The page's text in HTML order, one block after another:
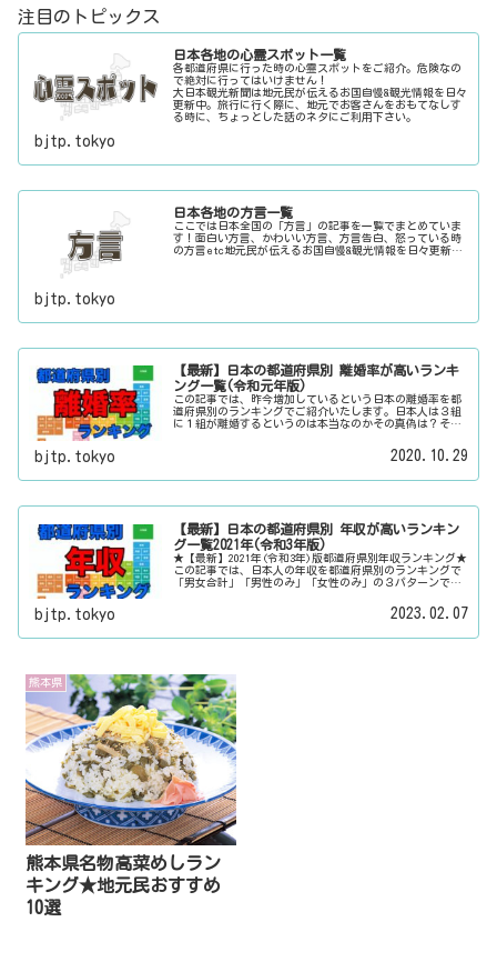
注目のトピックス
日本各地の心霊スポット一覧
各都道府県に行った時の心霊スポットをご紹介。危険なの
で絶対に行ってはいけません！
大日本観光新聞は地元民が伝えるお国自慢&観光情報を日々
更新中。旅行に行く際に、地元でお客さんをおもてなしす
る時に、ちょっとした話のネタにご利用下さい。
bjtp.tokyo
日本各地の方言一覧
ここでは日本全国の「方言」の記事を一覧でまとめていま
す！面白い方言、かわいい方言、方言告白、怒っている時
の方言etc地元民が伝えるお国自慢&観光情報を日々更新
bjtp.tokyo
【最新】日本の都道府県別 離婚率が高いランキ
ング一覧(令和元年版)
この記事では、昨今増加しているという日本の離婚率を都
道府県別のランキングでご紹介いたします。日本人は３組
に１組が離婚するというのは本当なのかその真偽は？その
スポット・デートスポット・パワースポット・心霊スポッ
トなどの各都道府県の観光情報・ローカル情報を配信して
bjtp.tokyo 2020.10.29
【最新】日本の都道府県別 年収が高いランキン
グ一覧2021年(令和3年版)
★【最新】2021年(令和3年)版都道府県別年収ランキング★
この記事では、日本人の年収を都道府県別のランキングで
「男女合計」「男性のみ」「女性のみ」の３パターンでご
齢と平均の勤続年数についても表示しています。
bjtp.tokyo 2023.02.07
熊本県
熊本県名物高菜めしラン
キング★地元民おすすめ
10選